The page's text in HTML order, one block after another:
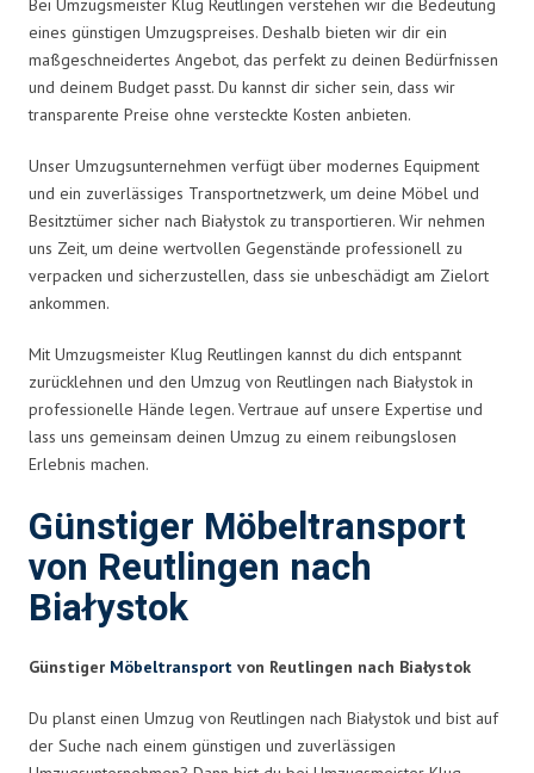
Bei Umzugsmeister Klug Reutlingen verstehen wir die Bedeutung
eines günstigen Umzugspreises. Deshalb bieten wir dir ein
maßgeschneidertes Angebot, das perfekt zu deinen Bedürfnissen
und deinem Budget passt. Du kannst dir sicher sein, dass wir
transparente Preise ohne versteckte Kosten anbieten.
Unser Umzugsunternehmen verfügt über modernes Equipment
und ein zuverlässiges Transportnetzwerk, um deine Möbel und
Besitztümer sicher nach Białystok zu transportieren. Wir nehmen
uns Zeit, um deine wertvollen Gegenstände professionell zu
verpacken und sicherzustellen, dass sie unbeschädigt am Zielort
ankommen.
Mit Umzugsmeister Klug Reutlingen kannst du dich entspannt
zurücklehnen und den Umzug von Reutlingen nach Białystok in
professionelle Hände legen. Vertraue auf unsere Expertise und
lass uns gemeinsam deinen Umzug zu einem reibungslosen
Erlebnis machen.
Günstiger Möbeltransport
von Reutlingen nach
Białystok
Günstiger Möbeltransport von Reutlingen nach Białystok
Du planst einen Umzug von Reutlingen nach Białystok und bist auf
der Suche nach einem günstigen und zuverlässigen